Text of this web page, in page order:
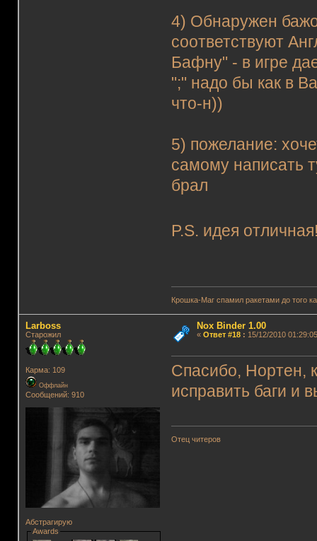
4) Обнаружен
соответствуют
Бафну" - в игре
";" надо бы как в
что-н))
5) пожелание:
самому написать
брал
P.S. идея
Крошка-Маг спамил ракетами до того
Lаrboss
Старожил
Карма: 109
Оффлайн
Сообщений: 910
Абстрагирую
Awards
Nox Binder 1.00
« Ответ #18: 15/12/2010
Спасибо, Нортен,
исправить баги и
Отец читеров